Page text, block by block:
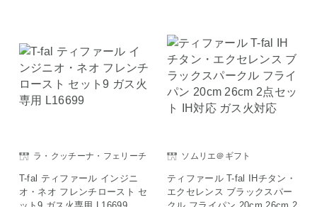
ラ・クッチーナ・フェリーチ
T-fal ティファール インジニ
オ・ネオ フレンチロースト セ
ソムリエ＠ギフト
ティファール T-fal IHチタン・
エクセレンス ブラックスパー